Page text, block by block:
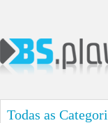
Todas as